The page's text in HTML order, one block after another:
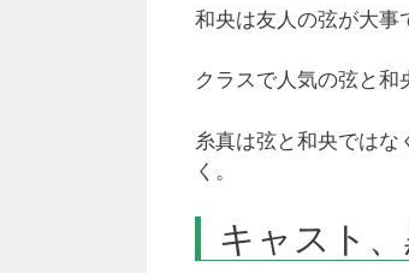
和央は友人の弦が大事
クラスで人気の弦と和
糸真は弦と和央では
く。
キャスト